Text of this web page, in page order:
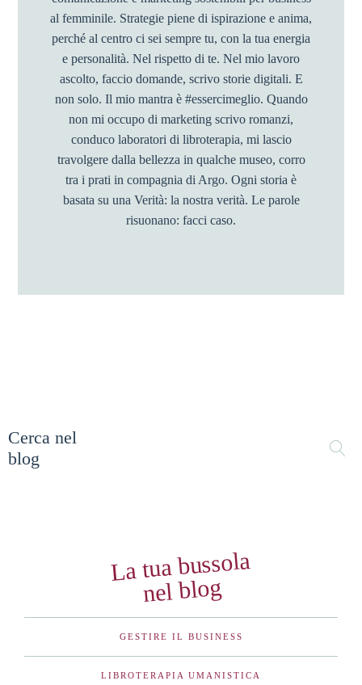
al femminile. Strategie piene di ispirazione e anima,
perché al centro ci sei sempre tu, con la tua energia
e personalità. Nel rispetto di te. Nel mio lavoro
ascolto, faccio domande, scrivo storie digitali. E
non solo. Il mio mantra è #essercimeglio. Quando
non mi occupo di marketing scrivo romanzi,
conduco laboratori di libroterapia, mi lascio
travolgere dalla bellezza in qualche museo, corro
tra i prati in compagnia di Argo. Ogni storia è
basata su una Verità: la nostra verità. Le parole
risuonano: facci caso.
Cerca nel
blog
La tua bussola
nel blog
GESTIRE IL BUSINESS
LIBROTERAPIA UMANISTICA